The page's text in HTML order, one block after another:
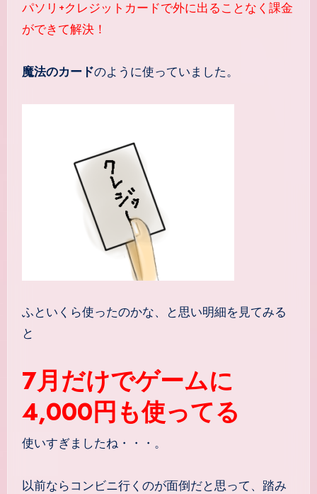
パソリ+クレジットカードで外に出ることなく課金
ができて解決！
魔法のカードのように使っていました。
ふといくら使ったのかな、と思い明細を見てみる
と
7月だけでゲームに
4,000円も使ってる
使いすぎましたね・・・。
以前ならコンビニ行くのが面倒だと思って、踏み